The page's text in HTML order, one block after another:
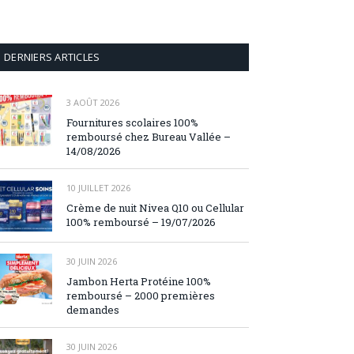
DERNIERS ARTICLES
3 AOÛT 2026
Fournitures scolaires 100%
remboursé chez Bureau Vallée –
14/08/2026
10 JUILLET 2026
Crème de nuit Nivea Q10 ou Cellular
100% remboursé – 19/07/2026
30 JUIN 2026
Jambon Herta Protéine 100%
remboursé – 2000 premières
demandes
30 JUIN 2026